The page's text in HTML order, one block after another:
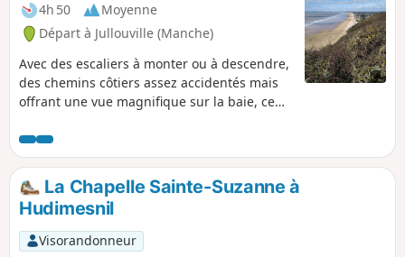
4h 50
Moyenne
Départ à Jullouville (Manche)
Avec des escaliers à monter ou à descendre,
des chemins côtiers assez accidentés mais
offrant une vue magnifique sur la baie, ce
kilomètres de goudron sur petites routes
peu fréquentées, permet d'apprécier en
deuxième partie une magnifique vue sur le
bocage normand puis sur la côte du
Cotentin.
La Chapelle Sainte-Suzanne à
Hudimesnil
Visorandonneur